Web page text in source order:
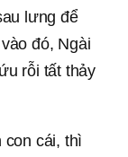
lưng để
đó, Ngài
rỗi tất thảy
con cái, thì